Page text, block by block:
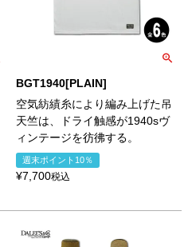
BGT1940[PLAIN]
空気紡績糸により編み上げた吊
天竺は、ドライ触感が1940sヴ
ィンテージを彷彿する。
週末ポイント10％
¥7,700税込